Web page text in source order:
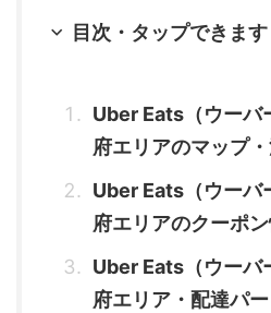
目次・タップできます
Uber Eats（ウーバ
府エリアのマップ
Uber Eats（ウーバ
府エリアのクーポ
Uber Eats（ウーバ
府エリア・配達パ